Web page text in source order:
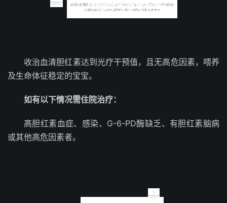
门诊光疗的接收标准
收治血清胆红素达到光疗干预值，且无高危因素，喂养
及生命体征稳定的宝宝。
如有以下情况需住院治疗：
高胆红素血症、感染、G-6-PD酶缺乏、有胆红素脑病
或其他高危因素者。